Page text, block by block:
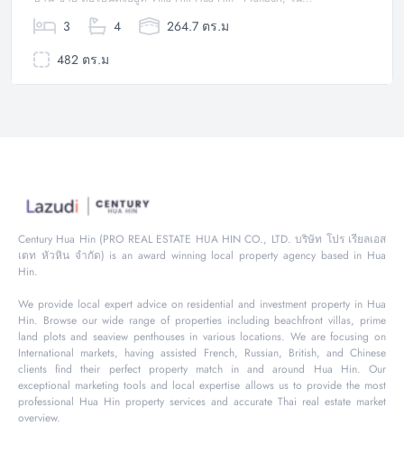
3 4
264.7 ตร.ม
482 ตร.ม
Century Hua Hin (PRO REAL ESTATE HUA HIN CO., LTD. บริษัท โปร เรียลเอส
เตท หัวหิน จำกัด) is an award winning local property agency based in Hua
Hin.
We provide local expert advice on residential and investment property in Hua
Hin. Browse our wide range of properties including beachfront villas, prime
land plots and seaview penthouses in various locations. We are focusing on
International markets, having assisted French, Russian, British, and Chinese
clients find their perfect property match in and around Hua Hin. Our
exceptional marketing tools and local expertise allows us to provide the most
professional Hua Hin property services and accurate Thai real estate market
overview.